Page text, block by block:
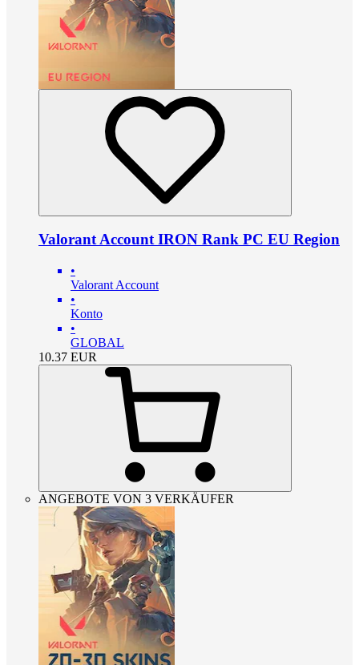
Valorant Account IRON Rank PC EU Region
•
Valorant Account
•
Konto
•
GLOBAL
10.37 EUR
ANGEBOTE VON 3 VERKÄUFER